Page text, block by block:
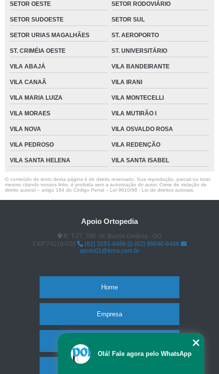
SETOR OESTE SETOR RODOVIÁRIO
SETOR SUDOESTE SETOR SUL
SETOR URIAS MAGALHÃES ST. AEROPORTO
ST. CRIMÉIA OESTE ST. UNIVERSITÁRIO
VILA ABAJÁ VILA BANDEIRANTE
VILA CANAÃ VILA IRANI
VILA MARIA LUIZA VILA MONTECELLI
VILA MORAES VILA MUTIRÃO I
VILA NOVA VILA OSVALDO ROSA
VILA PEDROSO VILA REDENÇÃO
VILA SANTA HELENA VILA SANTA ISABEL
O conteúdo do texto desta página é de direito reservado. Sua reprodução, parcial ou total,
mesmo citando nossos links, é proibida sem a autorização do autor. Crime de violação de
direito autoral – artigo 184 do Código Penal – Lei 9610/98 - Lei de direitos autorais
Apoio Ortopedia
R. T-27, 700 -St. Bueno Goiânia - GO
CEP:74210-030
(62) 3251-6466
(62) 99690-6466
apoio01@terra.com.br
Home
Empresa
Olá! Fale agora pelo WhatsApp